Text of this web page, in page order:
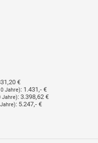
€
Jahre): 1.431,- €
Jahre): 3.398,62 €
: 5.247,- €